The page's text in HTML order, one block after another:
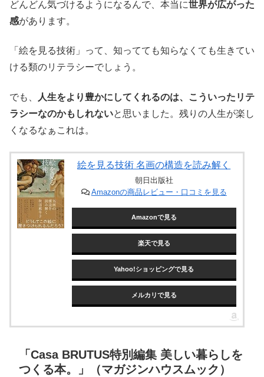
どんどん気づけるようになるんで、本当に世界が広がった
感があります。
「絵を見る技術」って、知ってても知らなくても生きてい
ける類のリテラシーでしょう。
でも、
人生をより豊かにしてくれるのは、こういったリテ
ラシーなのかもしれないと思いました。残りの人生が楽し
くなるなぁこれは。
絵を見る技術 名画の構造を読み解く
朝日出版社
Amazonの商品レビュー・口コミを見る
Amazonで見る
楽天で見る
Yahoo!ショッピングで見る
メルカリで見る
「Casa BRUTUS特別編集 美しい暮らしを
つくる本。」（マガジンハウスムック）